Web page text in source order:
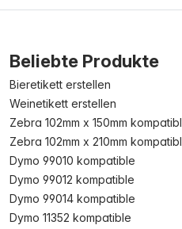
Beliebte Produkte
Bieretikett erstellen
Weinetikett erstellen
Zebra 102mm x 150mm
Zebra 102mm x 210mm
Dymo 99010 kompatible
Dymo 99012 kompatible
Dymo 99014 kompatible
Dymo 11352 kompatible